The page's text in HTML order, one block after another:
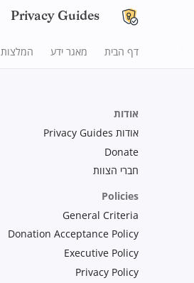
Privacy Guides
דף הבית מאגר ידע המלצות
אודות
אודות Privacy Guides
Donate
חברי הצוות
Policies
General Criteria
Donation Acceptance Policy
Executive Policy
Privacy Policy